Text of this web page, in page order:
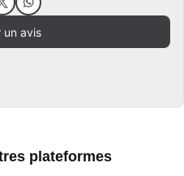
un avis
plateformes